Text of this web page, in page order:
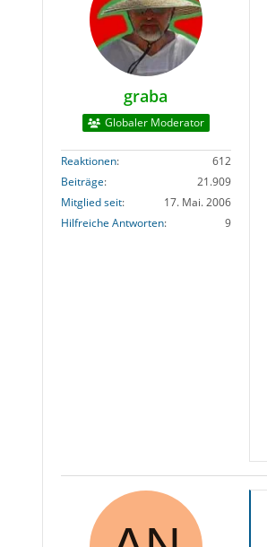
graba
Globaler Moderator
Reaktionen
612
Beiträge
21.909
Mitglied seit
17. Mai. 2006
Hilfreiche Antworten
9